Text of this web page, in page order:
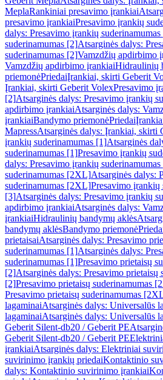
MeplaRankiniai presavimo įrankiai
presavimo įrankiaiPresavimo įrankių
dalys: Presavimo įrankių
suderinamumas [2]Atsarginės dalys:
suderinamumas [2]Vamzdžių apdirbimo
Vamzdžių apdirbimo įrankiaiHidraulinių
priemonėPriedaiĮrankiai, skirti Geberit
Įrankiai, skirti Geberit VolexPresavimo
[2]Atsarginės dalys: Presavimo įrankių
apdirbimo įrankiaiAtsarginės dalys:
įrankiaiBandymo priemonėPriedai
MapressAtsarginės dalys: Įrankiai, skirti
įrankių suderinamumas [1]Atsarginės
suderinamumas [1]Presavimo įrankių
dalys: Presavimo įrankių
suderinamumas [2XL]Atsarginės dalys:
suderinamumas [2XL]Presavimo įrankių
[3]Atsarginės dalys: Presavimo įrankių
apdirbimo įrankiaiAtsarginės dalys:
įrankiaiHidraulinių bandymų aklės
bandymų aklėsBandymo priemonė
prietaisaiAtsarginės dalys: Presavimo
suderinamumas [1]Atsarginės dalys:
suderinamumas [1]Presavimo prietaisų
[2]Atsarginės dalys: Presavimo prietaisų
[2]Presavimo prietaisų suderinamumas
Presavimo prietaisų suderinamumas
lagaminaiAtsarginės dalys: Universalūs
lagaminaiAtsarginės dalys: Universalūs
Geberit Silent-db20 / Geberit PE
Geberit Silent-db20 / Geberit PE
įrankiaiAtsarginės dalys: Elektriniai
suvirinimo įrankių priedaiKontaktinio
dalys: Kontaktinio suvirinimo įrankiai